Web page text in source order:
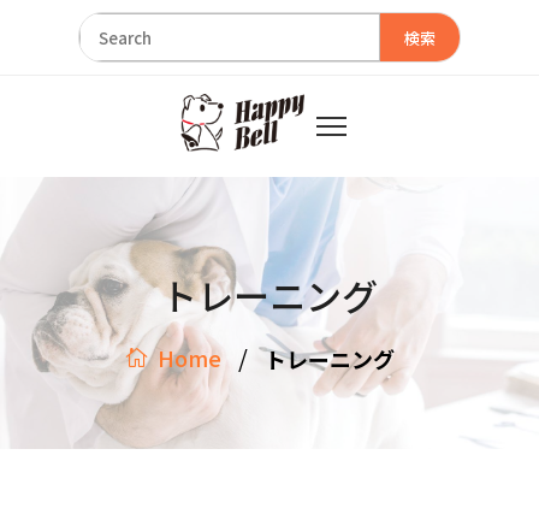
検索
トレーニング
Home / トレーニング